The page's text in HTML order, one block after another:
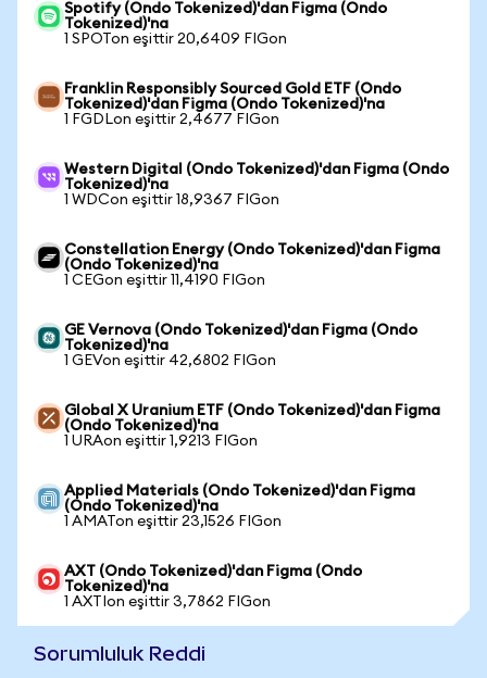
Spotify (Ondo Tokenized)'dan Figma (Ondo
Tokenized)'na
1 SPOTon eşittir 20,6409 FIGon
Franklin Responsibly Sourced Gold ETF (Ondo
Tokenized)'dan Figma (Ondo Tokenized)'na
1 FGDLon eşittir 2,4677 FIGon
Western Digital (Ondo Tokenized)'dan Figma (Ondo
Tokenized)'na
1 WDCon eşittir 18,9367 FIGon
Constellation Energy (Ondo Tokenized)'dan Figma
(Ondo Tokenized)'na
1 CEGon eşittir 11,4190 FIGon
GE Vernova (Ondo Tokenized)'dan Figma (Ondo
Tokenized)'na
1 GEVon eşittir 42,6802 FIGon
Global X Uranium ETF (Ondo Tokenized)'dan Figma
(Ondo Tokenized)'na
1 URAon eşittir 1,9213 FIGon
Applied Materials (Ondo Tokenized)'dan Figma
(Ondo Tokenized)'na
1 AMATon eşittir 23,1526 FIGon
AXT (Ondo Tokenized)'dan Figma (Ondo
Tokenized)'na
1 AXTIon eşittir 3,7862 FIGon
Sorumluluk Reddi